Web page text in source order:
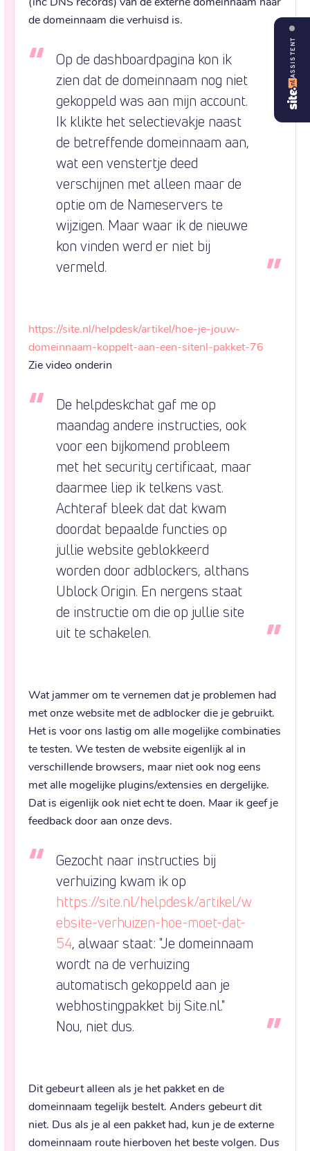
de domeinnaam die verhuisd is.
Op de dashboardpagina kon ik
zien dat de domeinnaam nog niet
gekoppeld was aan mijn account.
Ik klikte het selectievakje naast
de betreffende domeinnaam aan,
wat een venstertje deed
verschijnen met alleen maar de
optie om de Nameservers te
wijzigen. Maar waar ik de nieuwe
kon vinden werd er niet bij
vermeld.
https://site.nl/helpdesk/artikel/hoe-je-jouw-
domeinnaam-koppelt-aan-een-sitenl-pakket-76
Zie video onderin
De helpdeskchat gaf me op
maandag andere instructies, ook
voor een bijkomend probleem
met het security certificaat, maar
daarmee liep ik telkens vast.
Achteraf bleek dat dat kwam
doordat bepaalde functies op
jullie website geblokkeerd
worden door adblockers, althans
Ublock Origin. En nergens staat
de instructie om die op jullie site
uit te schakelen.
Wat jammer om te vernemen dat je problemen had
met onze website met de adblocker die je gebruikt.
Het is voor ons lastig om alle mogelijke combinaties
te testen. We testen de website eigenlijk al in
verschillende browsers, maar niet ook nog eens
met alle mogelijke plugins/extensies en dergelijke.
Dat is eigenlijk ook niet echt te doen. Maar ik geef je
feedback door aan onze devs.
Gezocht naar instructies bij
https://site.nl/helpdesk/artikel/w
ebsite-verhuizen-hoe-moet-dat-
54, alwaar staat: "Je domeinnaam
wordt na de verhuizing
automatisch gekoppeld aan je
webhostingpakket bij Site.nl."
Nou, niet dus.
Dit gebeurt alleen als je het pakket en de
domeinnaam tegelijk bestelt. Anders gebeurt dit
niet. Dus als je al een pakket had, kun je de externe
domeinnaam route hierboven het beste volgen. Dus
ASSISTENT